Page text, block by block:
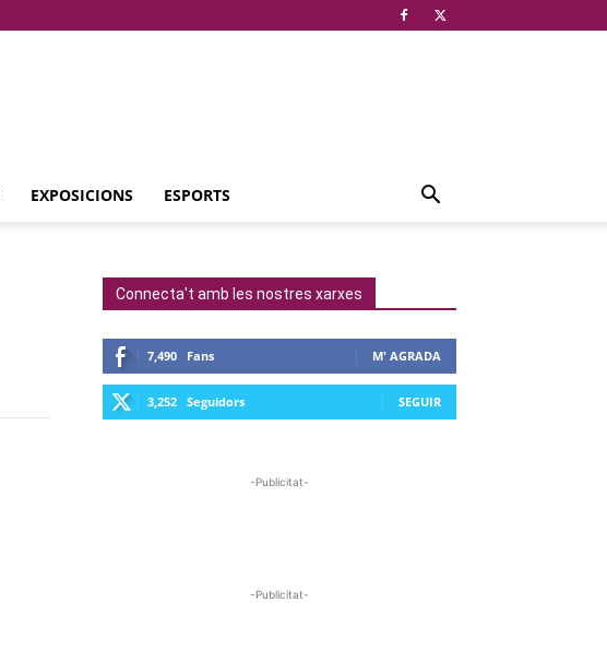
EXPOSICIONS ESPORTS
Connecta't amb les nostres xarxes
7,490 Fans M' AGRADA
3,252 Seguidors SEGUIR
-Publicitat-
-Publicitat-